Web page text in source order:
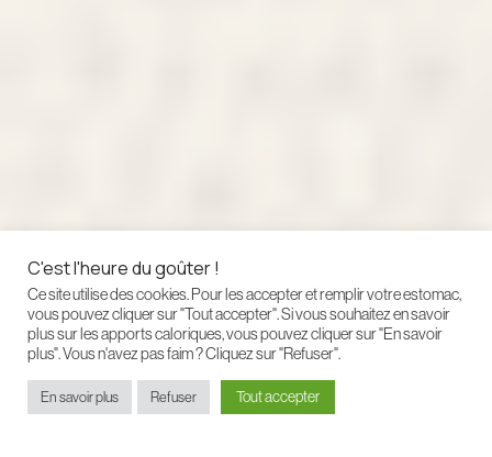
C'est l'heure du goûter !
Ce site utilise des cookies. Pour les accepter et remplir votre estomac,
vous pouvez cliquer sur "Tout accepter". Si vous souhaitez en savoir
plus sur les apports caloriques, vous pouvez cliquer sur "En savoir
plus". Vous n'avez pas faim ? Cliquez sur "Refuser".
En savoir plus Refuser Tout accepter